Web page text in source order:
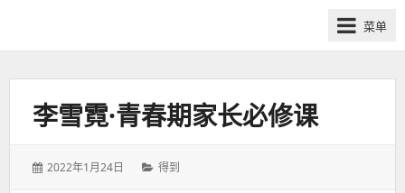
筹
菜单
李雪霓·青春期家长必修课
发
2022年1月24日
分
得到